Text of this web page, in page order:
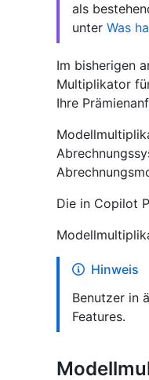
als
unter Was
Im bisherigen
Multiplikator
Ihre
Die in Copilot
Hinweis
Benutzer in
Features.